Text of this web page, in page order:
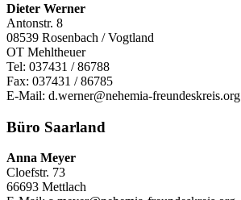
Dieter Werner
Antonstr. 8
08539 Rosenbach / Vogtland
OT Mehltheuer
Tel: 037431 / 86788
Fax: 037431 / 86785
E-Mail: d.werner@nehemia-freundeskreis.org
Büro Saarland
Anna Meyer
Cloefstr. 73
66693 Mettlach